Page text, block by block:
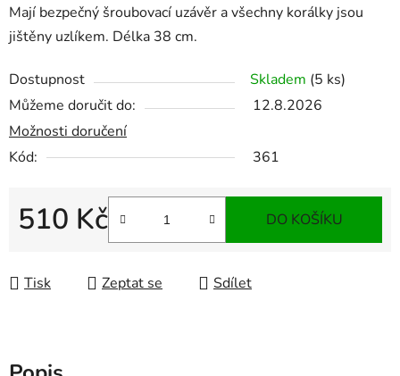
Mají bezpečný šroubovací uzávěr a všechny korálky jsou
jištěny uzlíkem. Délka 38 cm.
Dostupnost Skladem (5 ks)
Můžeme doručit do:
12.8.2026
Možnosti doručení
Kód:
361
510 Kč DO KOŠÍKU
Tisk Zeptat se Sdílet